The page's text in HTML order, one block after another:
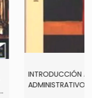
INTRODUCCIÓN
ADMINISTRATIVO